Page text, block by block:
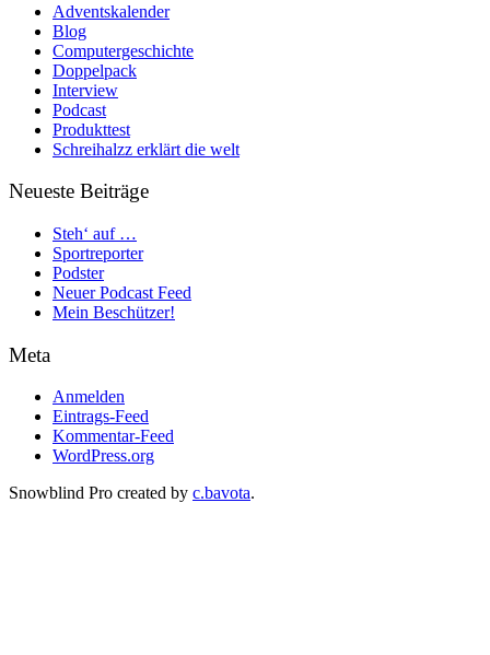
Adventskalender
Blog
Computergeschichte
Doppelpack
Interview
Podcast
Produkttest
Schreihalzz erklärt die welt
Neueste Beiträge
Steh‘ auf …
Sportreporter
Podster
Neuer Podcast Feed
Mein Beschützer!
Meta
Anmelden
Eintrags-Feed
Kommentar-Feed
WordPress.org
Snowblind Pro created by c.bavota.